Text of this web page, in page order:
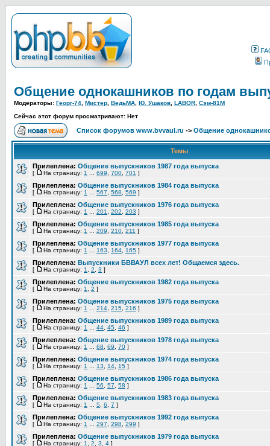
Общение однокашников по годам
Модераторы: Георг-74 Мистер ВедьМА Ю. Ушаков LABOR Сэм-81М
Сейчас этот форум просматривают: Нет
Список форумов www.bvvaul.ru -> Общение
Темы
Прилеплена: Общение выпускников 1987 года выпуска
[ На страницу: 1 699 700 701 ]
Прилеплена: Общение выпускников 1984 года выпуска
[ На страницу: 1 567 568 569 ]
Прилеплена: Общение выпускников 1976 года выпуска
[ На страницу: 1 201 202 203 ]
Прилеплена: Общение выпускников 1985 года выпуска
[ На страницу: 1 209 210 211 ]
Прилеплена: Общение выпускников 1977 года выпуска
[ На страницу: 1 163 164 165 ]
Прилеплена: Выпускники БВВАУЛ всех лет! Общаемся здесь.
[ На страницу: 1 2 3 ]
Прилеплена: Общение выпускников 1982 года выпуска
[ На страницу: 1 2 ]
Прилеплена: Общение выпускников 1975 года выпуска
[ На страницу: 1 214 215 216 ]
Прилеплена: Общение выпускников 1989 года выпуска
[ На страницу: 1 44 45 46 ]
Прилеплена: Общение выпускников 1978 года выпуска
[ На страницу: 1 68 69 70 ]
Прилеплена: Общение выпускников 1974 года выпуска
[ На страницу: 1 13 14 15 ]
Прилеплена: Общение выпускников 1986 года выпуска
[ На страницу: 1 56 57 58 ]
Прилеплена: Общение выпускников 1983 года выпуска
[ На страницу: 1 5 6 7 ]
Прилеплена: Общение выпускников 1992 года выпуска
[ На страницу: 1 297 298 299 ]
Прилеплена: Общение выпускников 1979 года выпуска
[ На страницу: 1 2 3 4 ]